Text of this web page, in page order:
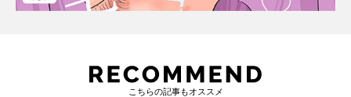
こちらの記事もオススメ